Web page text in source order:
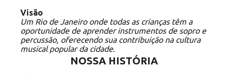
Visão
Um Rio de Janeiro onde todas as crianças têm a
oportunidade de aprender instrumentos de sopro e
percussão, oferecendo sua contribuição na cultura
musical popular da cidade.
NOSSA HISTÓRIA